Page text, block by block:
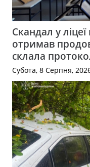
Скандал у
отримав
склала
Субота, 8 Серпня,